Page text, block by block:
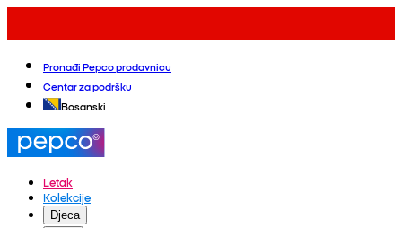
Pronađi Pepco prodavnicu
Centar za podršku
Bosanski
Letak
Kolekcije
Djeca